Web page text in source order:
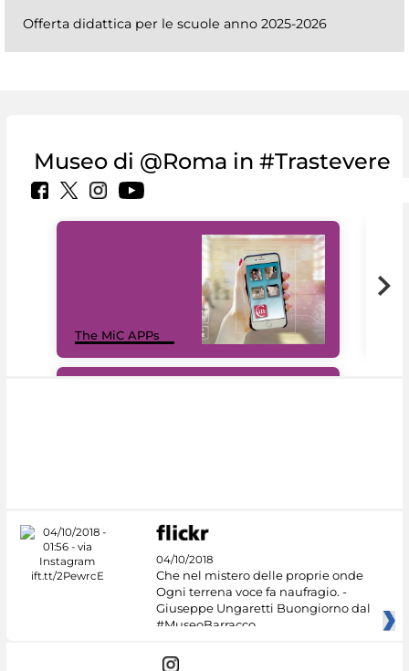
Offerta didattica per le scuole anno 2025-2026
Museo di @Roma in #Trastevere
The MiC APPs
04/10/2018
Che nel mistero delle proprie onde
Ogni terrena voce fa naufragio. -
Giuseppe Ungaretti Buongiorno dal
#MuseoBarracco